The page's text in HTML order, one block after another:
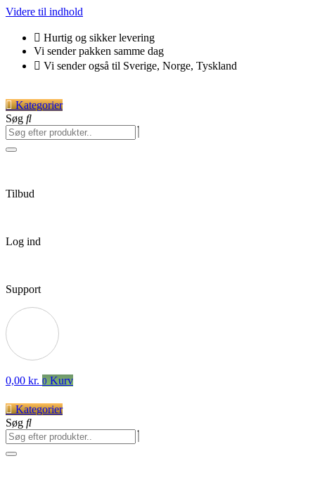
Videre til indhold
Hurtig og sikker levering
Vi sender pakken samme dag
Vi sender også til Sverige, Norge, Tyskland
Kategorier
Søg
Tilbud
Log ind
Support
0,00 kr. 0 Kurv
Kategorier
Søg